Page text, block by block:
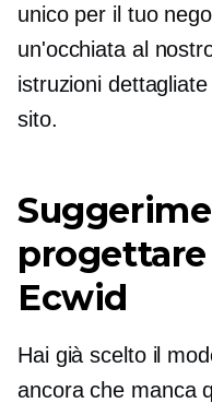
unico per il tuo
un'occhiata al
istruzioni
sito.
Ecwid
Hai già scelto il
ancora che manca